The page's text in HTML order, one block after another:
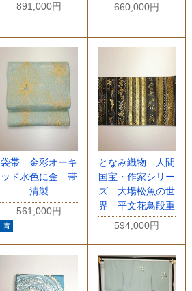
891,000円
660,000円
袋帯 金彩オーキ
ッド水色に金 帯
清製
561,000円
となみ織物 人間
国宝・作家シリー
ズ 大場松魚の世
界 平文花鳥段重
594,000円